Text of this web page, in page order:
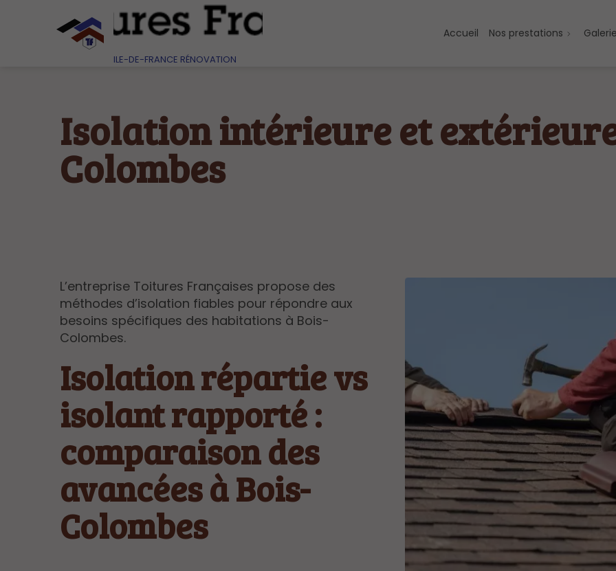
ILE-DE-FRANCE RÉNOVATION
Accueil Nos prestations Galerie
Isolation intérieure et
Colombes
L’entreprise Toitures Françaises propose des
méthodes d’isolation fiables pour répondre aux
besoins spécifiques des habitations à Bois-
Colombes.
Isolation répartie vs
isolant rapporté :
comparaison des
avancées à Bois-
Colombes